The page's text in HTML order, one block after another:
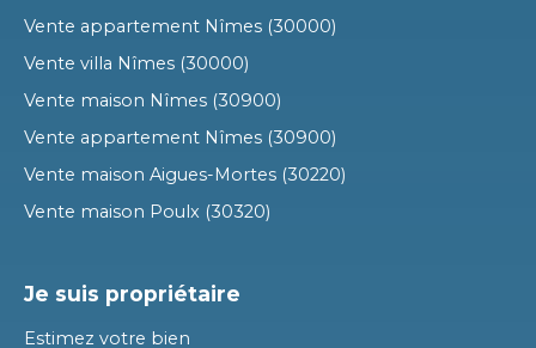
Vente appartement Nîmes (30000)
Vente villa Nîmes (30000)
Vente maison Nîmes (30900)
Vente appartement Nîmes (30900)
Vente maison Aigues-Mortes (30220)
Vente maison Poulx (30320)
Je suis propriétaire
Estimez votre bien